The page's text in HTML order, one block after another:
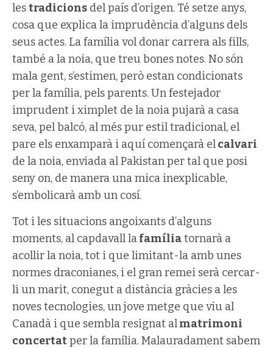
lestradicions del país d’origen. Té setze anys,
cosa que explica la imprudència d’alguns dels
seus actes. La família vol donar carrera als fills,
també a la noia, que treu bones notes. No són
mala gent, s’estimen, però estan condicionats
per la família, pels parents. Un festejador
imprudent i ximplet de la noia pujarà a casa
seva, pel balcó, al més pur estil tradicional, el
pare els enxamparà i aquí començarà elcalvari
de la noia, enviada al Pakistan per tal que posi
seny on, de manera una mica inexplicable,
s’embolicarà amb un cosí.
Tot i les situacions angoixants d’alguns
moments, al capdavall lafamíliatornarà a
acollir la noia, tot i que limitant-la amb unes
normes draconianes, i el gran remei serà cercar-
li un marit, conegut a distància gràcies a les
noves tecnologies, un jove metge que viu al
Canadà i que sembla resignat almatrimoni
concertatper la família. Malauradament sabem